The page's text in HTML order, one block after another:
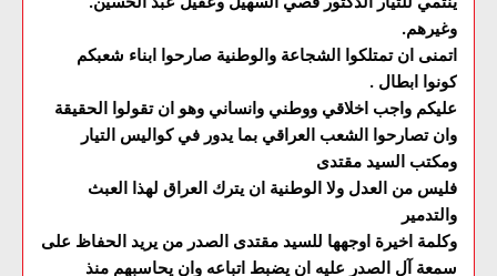
وغيرهم.
اتمنى ان تمتلكوا الشجاعة والوطنية صارحوا ابناء شعبكم
كونوا ابطال .
عليكم واجب اخلاقي ووطني وانساني وهو ان تقولوا الحقيقة
وان تصارحوا الشعب العراقي بما يدور في كواليس التيار
ومكتب السيد مقتدى
فليس من العدل ولا الوطنية ان يترك العراق لهذا العبث
والتدمير
وكلمة اخيرة اوجهها للسيد مقتدى الصدر من يريد الحفاظ على
سمعة آل الصدر عليه ان يضبط اتباعه وان يحاسبهم منذ